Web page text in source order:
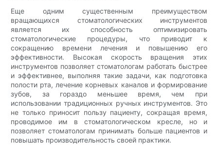
Еще одним существенным преимуществом
вращающихся стоматологических инструментов
является их способность оптимизировать
стоматологические процедуры, что приводит к
сокращению времени лечения и повышению его
эффективности. Высокая скорость вращения этих
инструментов позволяет стоматологам работать быстрее
и эффективнее, выполняя такие задачи, как подготовка
полости рта, лечение корневых каналов и формирование
зубов, за гораздо меньшее время, чем при
использовании традиционных ручных инструментов. Это
не только приносит пользу пациенту, сокращая время,
проводимое им в стоматологическом кресле, но и
позволяет стоматологам принимать больше пациентов и
повышать производительность своей практики.